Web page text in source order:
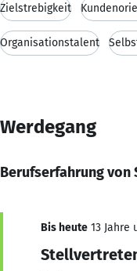
Zielstrebigkeit
Organisationstalent
Werdegang
Berufserfahrung von
Bis heute 13 Jahre